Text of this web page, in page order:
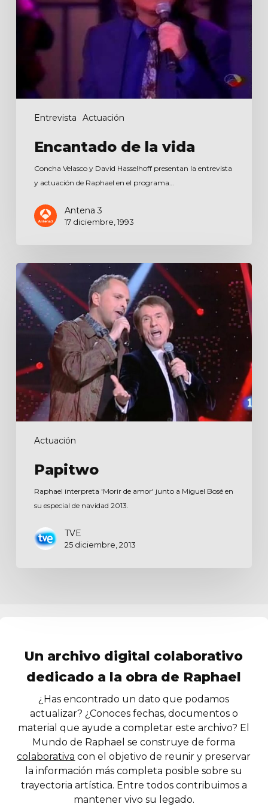
Entrevista Actuación
Encantado de la vida
Concha Velasco y David Hasselhoff presentan la entrevista
y actuación de Raphael en el programa…
Antena 3
17 diciembre, 1993
Actuación
Papitwo
Papitwo
Raphael interpreta 'Morir de amor' junto a Miguel Bosé en
su especial de navidad 2013.
TVE
25 diciembre, 2013
Un archivo digital colaborativo
dedicado a la obra de Raphael
¿Has encontrado un dato que podamos
actualizar? ¿Conoces fechas, documentos o
material que ayude a completar este archivo? El
Mundo de Raphael se construye de forma
colaborativa con el objetivo de reunir y preservar
la información más completa posible sobre su
trayectoria artística. Entre todos contribuimos a
mantener vivo su legado.